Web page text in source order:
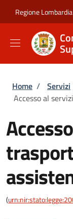
Regione Lombardia
Briciole
Home / Servizi
Accesso al
(